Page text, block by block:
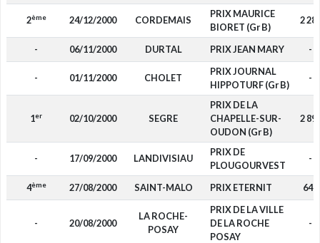
2ème 24/12/2000 CORDEMAIS
PRIX MAURICE
BIORET (Gr B)
2
- 06/11/2000 DURTAL PRIX JEAN MARY -
- 01/11/2000 CHOLET
PRIX JOURNAL
HIPPOTURF (Gr B)
-
1er 02/10/2000 SEGRE
PRIX DE LA
CHAPELLE-SUR-
OUDON (Gr B)
2
- 17/09/2000 LANDIVISIAU
PRIX DE
PLOUGOURVEST
-
4ème 27/08/2000 SAINT-MALO PRIX ETERNIT 640
- 20/08/2000
LA ROCHE-
POSAY
PRIX DE LA VILLE
DE LA ROCHE
POSAY
-